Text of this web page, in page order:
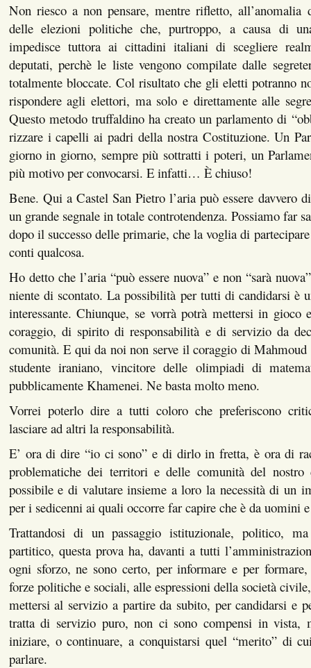
Non riesco a non pensare, mentre rifletto, all’anomalia
delle elezioni politiche che, purtroppo, a causa di
impedisce tuttora ai cittadini italiani di scegliere
deputati, perchè le liste vengono compilate dalle
totalmente bloccate. Col risultato che gli eletti potranno
rispondere agli elettori, ma solo e direttamente alle
Questo metodo truffaldino ha creato un parlamento di
rizzare i capelli ai padri della nostra Costituzione. Un
giorno in giorno, sempre più sottratti i poteri, un
più motivo per convocarsi. E infatti… È chiuso!
Bene. Qui a Castel San Pietro l’aria può essere davvero
un grande segnale in totale controtendenza. Possiamo far
dopo il successo delle primarie, che la voglia di
conti qualcosa.
Ho detto che l’aria “può essere nuova” e non “sarà
niente di scontato. La possibilità per tutti di candidarsi è
interessante. Chiunque, se vorrà potrà mettersi in gioco
coraggio, di spirito di responsabilità e di servizio da
comunità. E qui da noi non serve il coraggio di
studente iraniano, vincitore delle olimpiadi di
pubblicamente Khamenei. Ne basta molto meno.
Vorrei poterlo dire a tutti coloro che preferiscono
lasciare ad altri la responsabilità.
E’ ora di dire “io ci sono” e di dirlo in fretta, è ora di
problematiche dei territori e delle comunità del nostro
possibile e di valutare insieme a loro la necessità di un
per i sedicenni ai quali occorre far capire che è da uomini
Trattandosi di un passaggio istituzionale, politico,
partitico, questa prova ha, davanti a tutti
ogni sforzo, ne sono certo, per informare e per
forze politiche e sociali, alle espressioni della società
mettersi al servizio a partire da subito, per candidarsi e
tratta di servizio puro, non ci sono compensi in vista,
iniziare, o continuare, a conquistarsi quel “merito” di
parlare.